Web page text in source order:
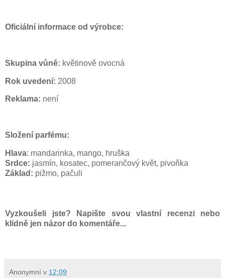
Oficiální informace od výrobce:
Skupina vůně: květinově ovocná
Rok uvedení: 2008
Reklama: není
Složení parfému:
Hlava: mandarinka, mango, hruška
Srdce: jasmín, kosatec, pomerančový květ, pivoňka
Základ: pižmo, pačuli
Vyzkoušeli jste? Napište svou vlastní recenzi nebo
klidně jen názor do komentáře...
Anonymní v 12:09